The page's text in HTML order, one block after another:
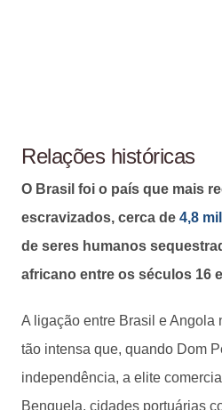
Relações históricas
O Brasil foi o país que mais
escravizados, cerca de 4,8
de seres humanos
africano entre os séculos 16
A ligação entre Brasil e Angola
tão intensa que, quando Dom
independência, a elite
Benguela, cidades portuárias